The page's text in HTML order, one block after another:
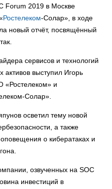
Forum 2019 в Москве
Ростелеком-Солар», в ходе
новый отчёт, посвящённый
сервисов и технологий
выступил Игорь
«Ростелеком» и
Солар».
осветил тему новой
а также
о кибератаках и
озвученных на SOC
инвестиций в